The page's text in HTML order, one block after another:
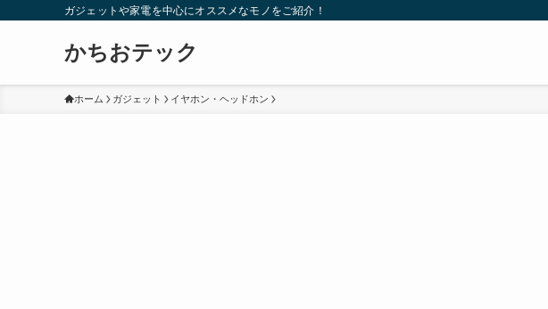
ガジェットや家電を中心にオススメなモノをご紹介！
かちおテック
ホーム ガジェット イヤホン・ヘッドホン